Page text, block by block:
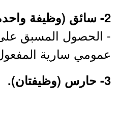
2- سائق (وظيفة واحدة):
- الحصول المسبق
عمومي سارية
3- حارس (وظيفتان).